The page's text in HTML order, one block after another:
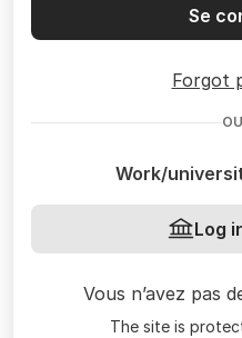
Se
Forgot
Work/
Log
Vous n’avez pas
The site is